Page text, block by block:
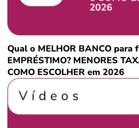
Qual o MELHOR BANCO para
EMPRÉSTIMO? MENORES
COMO ESCOLHER em 2026